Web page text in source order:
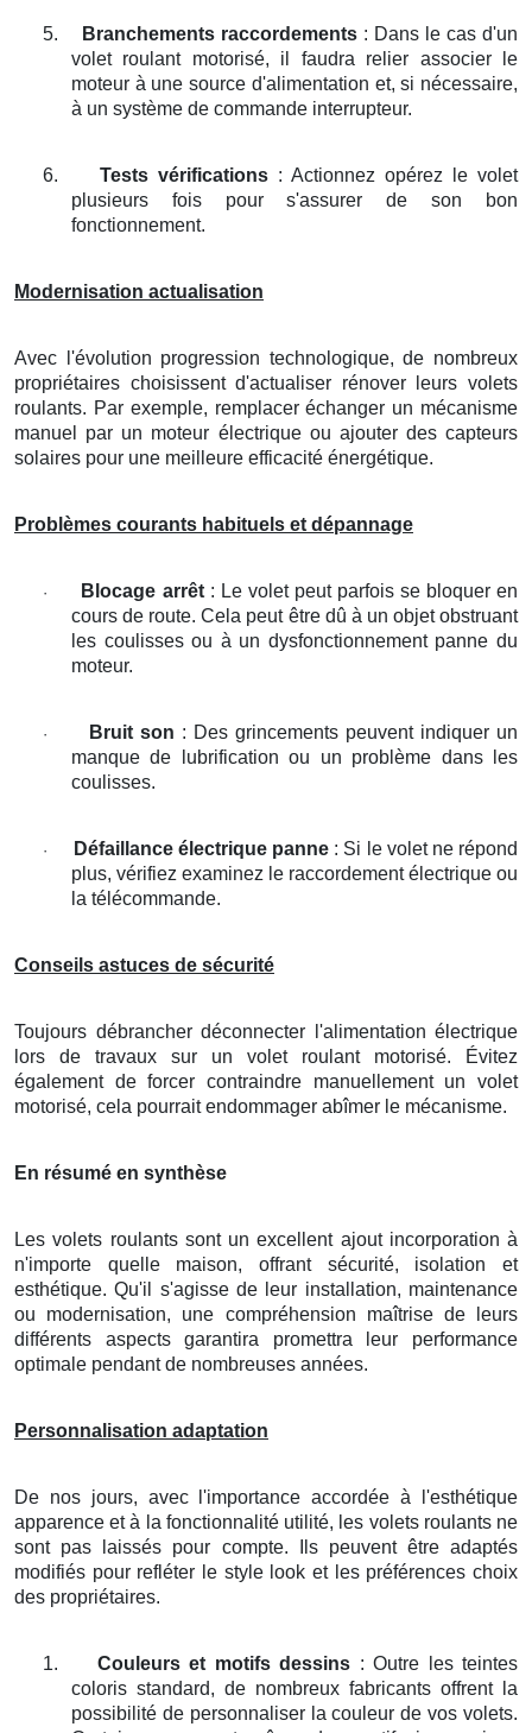
5. Branchements raccordements : Dans le cas d'un
volet roulant motorisé, il faudra relier associer le
moteur à une source d'alimentation et, si nécessaire,
à un système de commande interrupteur.
6. Tests vérifications : Actionnez opérez le volet
plusieurs fois pour s'assurer de son bon
fonctionnement.
Modernisation actualisation
Avec l'évolution progression technologique, de nombreux
propriétaires choisissent d'actualiser rénover leurs volets
roulants. Par exemple, remplacer échanger un mécanisme
manuel par un moteur électrique ou ajouter des capteurs
solaires pour une meilleure efficacité énergétique.
Problèmes courants habituels et dépannage
· Blocage arrêt: Le volet peut parfois se bloquer en
cours de route. Cela peut être dû à un objet obstruant
les coulisses ou à un dysfonctionnement panne du
moteur.
· Bruit son : Des grincements peuvent indiquer un
manque de lubrification ou un problème dans les
coulisses.
· Défaillance électrique panne : Si le volet ne répond
plus, vérifiez examinez le raccordement électrique ou
la télécommande.
Conseils astuces de sécurité
Toujours débrancher déconnecter l'alimentation électrique
lors de travaux sur un volet roulant motorisé. Évitez
également de forcer contraindre manuellement un volet
motorisé, cela pourrait endommager abîmer le mécanisme.
En résumé en synthèse
Les volets roulants sont un excellent ajout incorporation à
n'importe quelle maison, offrant sécurité, isolation et
esthétique. Qu'il s'agisse de leur installation, maintenance
ou modernisation, une compréhension maîtrise de leurs
différents aspects garantira promettra leur performance
optimale pendant de nombreuses années.
Personnalisation adaptation
De nos jours, avec l'importance accordée à l'esthétique
apparence et à la fonctionnalité utilité, les volets roulants ne
sont pas laissés pour compte. Ils peuvent être adaptés
modifiés pour refléter le style look et les préférences choix
des propriétaires.
1. Couleurs et motifs dessins : Outre les teintes
coloris standard, de nombreux fabricants offrent la
possibilité de personnaliser la couleur de vos volets.